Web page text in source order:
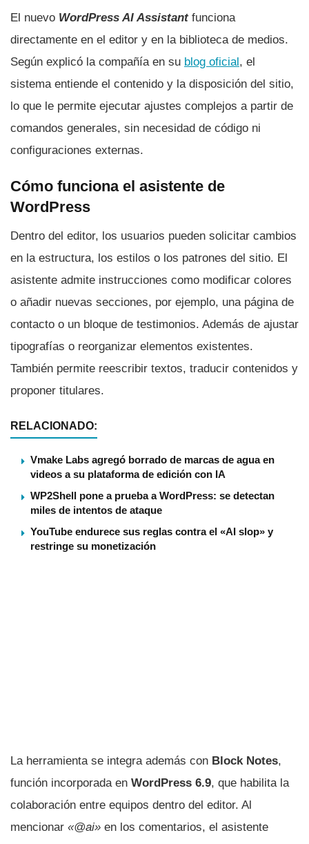
El nuevo WordPress AI Assistantfunciona
directamente en el editor y en la biblioteca de medios.
Según explicó la compañía en su blog oficial, el
sistema entiende el contenido y la disposición del sitio,
lo que le permite ejecutar ajustes complejos a partir de
comandos generales, sin necesidad de código ni
configuraciones externas.
Cómo funciona el asistente de
WordPress
Dentro del editor, los usuarios pueden solicitar cambios
en la estructura, los estilos o los patrones del sitio. El
asistente admite instrucciones como modificar colores
o añadir nuevas secciones, por ejemplo, una página de
contacto o un bloque de testimonios. Además de ajustar
tipografías o reorganizar elementos existentes.
También permite reescribir textos, traducir contenidos y
proponer titulares.
RELACIONADO:
Vmake Labs agregó borrado de marcas de agua en
videos a su plataforma de edición con IA
WP2Shell pone a prueba a WordPress: se detectan
miles de intentos de ataque
YouTube endurece sus reglas contra el «AI slop» y
restringe su monetización
La herramienta se integra además con Block Notes,
función incorporada en WordPress 6.9, que habilita la
colaboración entre equipos dentro del editor. Al
mencionar «@ai» en los comentarios, el asistente